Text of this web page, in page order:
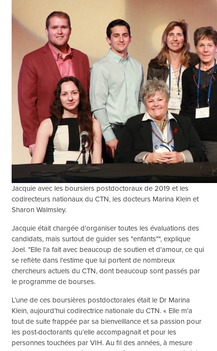
Jacquie avec les boursiers postdoctoraux de 2019 et les
codirecteurs nationaux du CTN, les docteurs Marina Klein et
Sharon Walmsley.
Jacquie était chargée d'organiser toutes les évaluations des
candidats, mais surtout de guider ses "enfants"", explique
Joel. "Elle l'a fait avec beaucoup de soutien et d'amour, ce qui
se reflète dans l'estime que lui portent de nombreux
chercheurs actuels du CTN, dont beaucoup sont passés par
le programme de bourses.
L’une de ces boursières postdoctorales était le Dr Marina
Klein, aujourd’hui codirectrice nationale du CTN. « Elle m’a
tout de suite frappée par sa bienveillance et sa passion pour
les post-doctorants qu’elle accompagnait et pour les
personnes touchées par VIH. Au fil des années, à mesure